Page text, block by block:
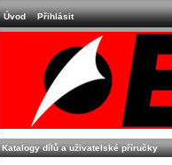
Úvod Přihlásit
Katalogy dílů a uživatelské příručky